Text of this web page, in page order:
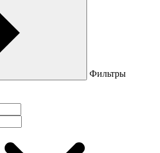
Фильтры